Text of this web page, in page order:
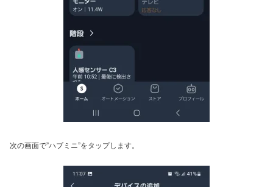
次の画面で”ハブミニ”をタップします。